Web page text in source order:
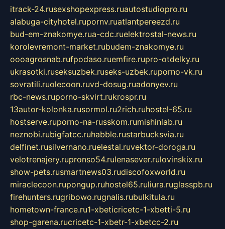
itrack-24.rusexshopexpress.ruautostudiopro.ru
alabuga-cityhotel.rupornv.ruatlantpereezd.ru
bud-em-znakomye.rua-cdc.ruelektrostal-news.ru
korolevremont-market.rubudem-znakomye.ru
oooagrosnab.rufpodaso.ruemfire.rupro-otdelky.ru
ukrasotki.ruseksuzbek.ruseks-uzbek.ruporno-vk.ru
sovratili.ruolecoon.ruvd-dosug.ruadonyev.ru
rbc-news.ruporno-skvirt.rukrospr.ru
13autor-kolonka.rusormol.ru2rich.ruhostel-65.ru
hostserve.ruporno-na-russkom.rumishinlab.ru
neznobi.rubigfatcc.ruhabble.rustarbucksvia.ru
delfinet.rusilvernano.ruelestal.ruvektor-doroga.ru
velotrenajery.rupronso54.rulenasever.rulovinskix.ru
show-pets.rusmartnews03.rudiscofoxworld.ru
miraclecoon.rupongup.ruhostel65.ruliura.ruglasspb.ru
firehunters.rugribowo.rugnalis.rubulkitula.ru
hometown-france.ru1-xbeticricetc-1-xbetti-5.ru
shop-garena.rucricetc-1-xbetr-1-xbetcc-2.ru